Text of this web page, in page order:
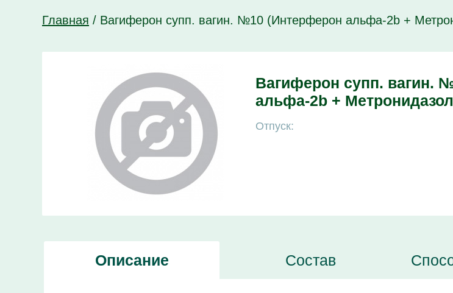
Главная / Вагиферон супп. вагин. №10 (Интерферон альфа-2b +
Вагиферон супп. вагин.
альфа-2b +
Отпуск:
Описание Состав